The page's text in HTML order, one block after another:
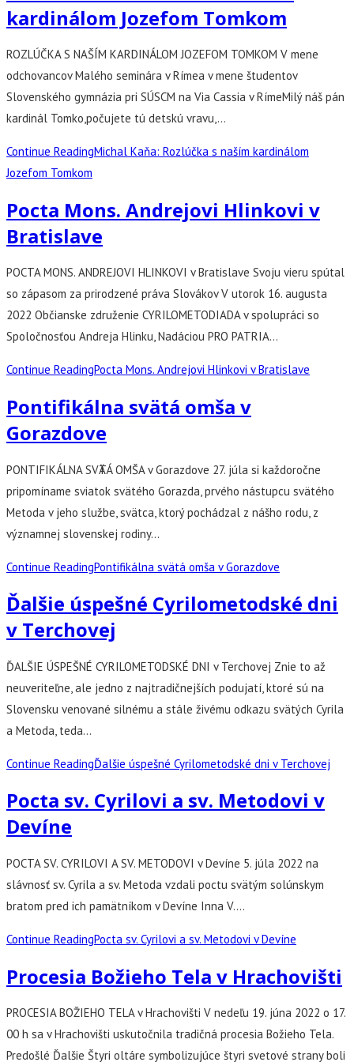
kardinálom Jozefom Tomkom
ROZLÚČKA S NAŠÍM KARDINÁLOM JOZEFOM TOMKOM V mene
odchovancov Malého seminára v Rímea v mene študentov
Slovenského gymnázia pri SÚSCM na Via Cassia v RímeMilý náš pán
kardinál Tomko,počujete tú detskú vravu,…
Continue ReadingMichal Kaňa: Rozlúčka s naším kardinálom
Jozefom Tomkom
Pocta Mons. Andrejovi Hlinkovi v
Bratislave
POCTA MONS. ANDREJOVI HLINKOVI v Bratislave Svoju vieru spútal
so zápasom za prirodzené práva Slovákov V utorok 16. augusta
2022 Občianske združenie CYRILOMETODIADA v spolupráci so
Spoločnosťou Andreja Hlinku, Nadáciou PRO PATRIA…
Continue ReadingPocta Mons. Andrejovi Hlinkovi v Bratislave
Pontifikálna svätá omša v
Gorazdove
PONTIFIKÁLNA SVӒTÁ OMŠA v Gorazdove 27. júla si každoročne
pripomíname sviatok svätého Gorazda, prvého nástupcu svätého
Metoda v jeho službe, svätca, ktorý pochádzal z nášho rodu, z
významnej slovenskej rodiny…
Continue ReadingPontifikálna svätá omša v Gorazdove
Ďalšie úspešné Cyrilometodské dni
v Terchovej
ĎALŠIE ÚSPEŠNÉ CYRILOMETODSKÉ DNI v Terchovej Znie to až
neuveriteľne, ale jedno z najtradičnejších podujatí, ktoré sú na
Slovensku venované silnému a stále živému odkazu svätých Cyrila
a Metoda, teda…
Continue ReadingĎalšie úspešné Cyrilometodské dni v Terchovej
Pocta sv. Cyrilovi a sv. Metodovi v
Devíne
POCTA SV. CYRILOVI A SV. METODOVI v Devíne 5. júla 2022 na
slávnosť sv. Cyrila a sv. Metoda vzdali poctu svätým solúnskym
bratom pred ich pamätníkom v Devíne Inna V.…
Continue ReadingPocta sv. Cyrilovi a sv. Metodovi v Devíne
Procesia Božieho Tela v Hrachovišti
PROCESIA BOŽIEHO TELA v Hrachovišti V nedeľu 19. júna 2022 o 17.
00 h sa v Hrachovišti uskutočnila tradičná procesia Božieho Tela.
Predošlé Ďalšie Štyri oltáre symbolizujúce štyri svetové strany boli